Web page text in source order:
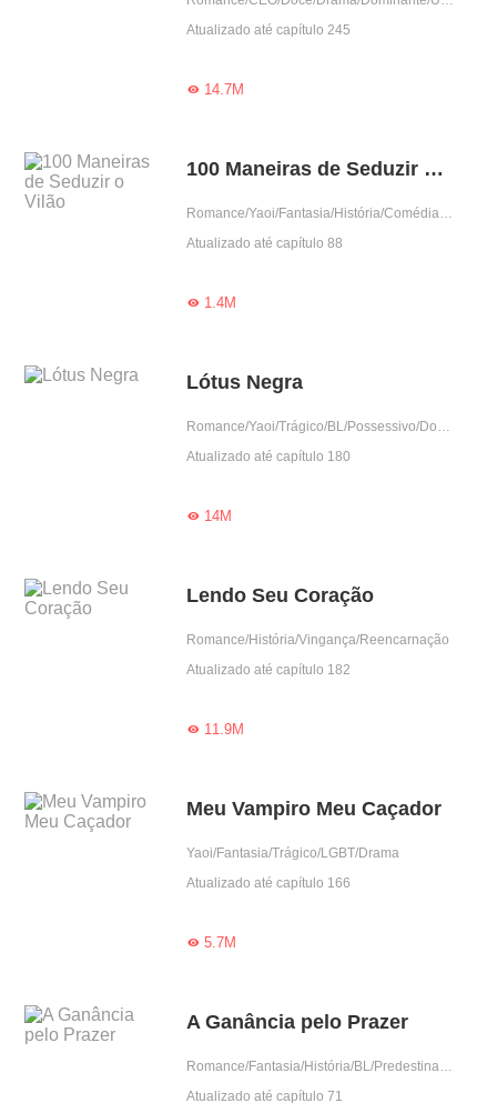
Atualizado até capítulo 245
14.7M
100 Maneiras de Seduzir o Vilão
Romance/Yaoi/Fantasia/História/Comédia/BL/Doce/Reencarnação
Atualizado até capítulo 88
1.4M
Lótus Negra
Romance/Yaoi/Trágico/BL/Possessivo/Dominante
Atualizado até capítulo 180
14M
Lendo Seu Coração
Romance/História/Vingança/Reencarnação
Atualizado até capítulo 182
11.9M
Meu Vampiro Meu Caçador
Yaoi/Fantasia/Trágico/LGBT/Drama
Atualizado até capítulo 166
5.7M
A Ganância pelo Prazer
Romance/Fantasia/História/BL/Predestinado
Atualizado até capítulo 71